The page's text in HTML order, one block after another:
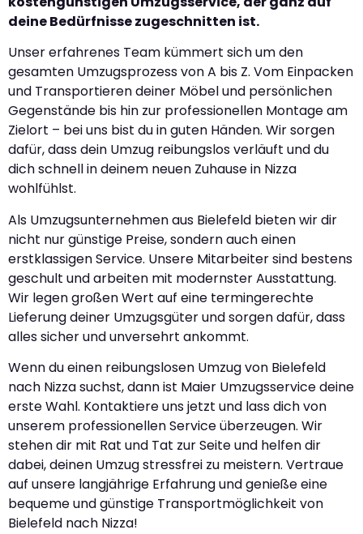
deine Bedürfnisse zugeschnitten ist.
Unser erfahrenes Team kümmert sich um den
gesamten Umzugsprozess von A bis Z. Vom Einpacken
und Transportieren deiner Möbel und persönlichen
Gegenstände bis hin zur professionellen Montage am
Zielort – bei uns bist du in guten Händen. Wir sorgen
dafür, dass dein Umzug reibungslos verläuft und du
dich schnell in deinem neuen Zuhause in Nizza
wohlfühlst.
Als Umzugsunternehmen aus Bielefeld bieten wir dir
nicht nur günstige Preise, sondern auch einen
erstklassigen Service. Unsere Mitarbeiter sind bestens
geschult und arbeiten mit modernster Ausstattung.
Wir legen großen Wert auf eine termingerechte
Lieferung deiner Umzugsgüter und sorgen dafür, dass
alles sicher und unversehrt ankommt.
Wenn du einen reibungslosen Umzug von Bielefeld
nach Nizza suchst, dann ist Maier Umzugsservice deine
erste Wahl. Kontaktiere uns jetzt und lass dich von
unserem professionellen Service überzeugen. Wir
stehen dir mit Rat und Tat zur Seite und helfen dir
dabei, deinen Umzug stressfrei zu meistern. Vertraue
auf unsere langjährige Erfahrung und genieße eine
bequeme und günstige Transportmöglichkeit von
Bielefeld nach Nizza!